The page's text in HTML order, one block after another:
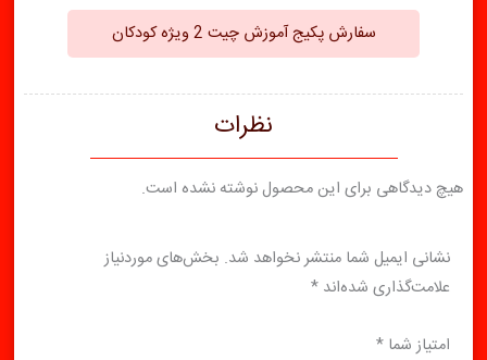
سفارش پکیج آموزش چیت 2 ویژه کودکان
نظرات
هیچ دیدگاهی برای این محصول نوشته نشده است.
نشانی ایمیل شما منتشر نخواهد شد. بخش‌های موردنیاز
علامت‌گذاری شده‌اند *
امتیاز شما *